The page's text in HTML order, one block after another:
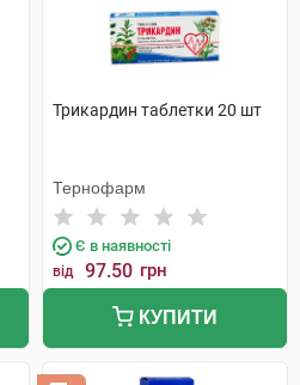
Трикардин таблетки 20 шт
Тернофарм
Є в наявності
від 97.50 грн
КУПИТИ